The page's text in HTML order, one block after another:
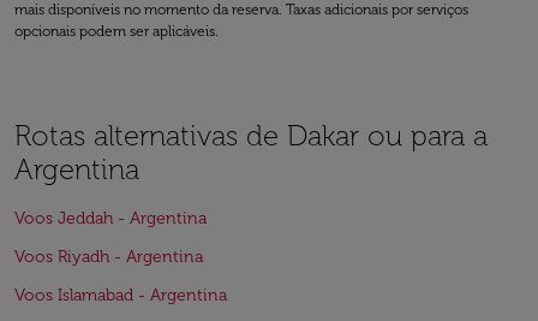
mais disponíveis no momento da reserva. Taxas adicionais por serviços
opcionais podem ser aplicáveis.
Rotas alternativas de Dakar ou para a
Argentina
Voos Jeddah - Argentina
Voos Riyadh - Argentina
Voos Islamabad - Argentina